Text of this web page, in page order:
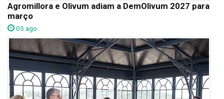
Agromillora e Olivum adiam a DemOlivum 2027 para
março
05 ago